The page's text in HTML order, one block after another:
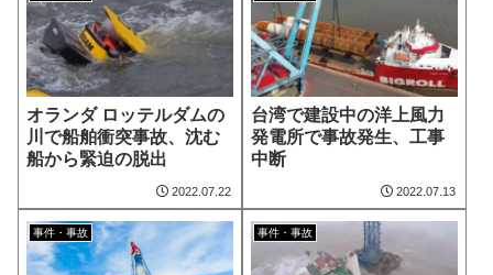
オランダ ロッテルダムの
川で船舶衝突事故、沈む
船から緊迫の脱出
2022.07.22
台湾で建設中の洋上風力
発電所で事故発生、工事
中断
2022.07.13
事件・事故 事件・事故